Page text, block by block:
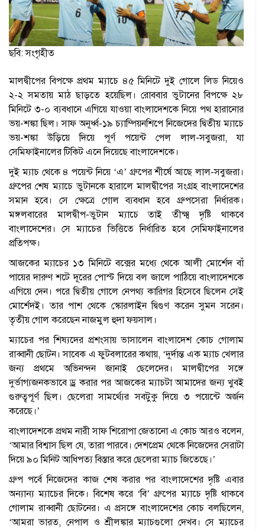
ছবি: সংগৃহীত
মালদ্বীপের বিপক্ষে প্রথম ম্যাচে ৪৫ মিনিটে দুই গোলে লিড নিয়েও
২-২ সমতায় মাঠ ছাড়তে হয়েছিল। রোববার ভুটানের বিপক্ষে ২৮
মিনিটে ৩-০ ব্যবধানে এগিয়ে যাওয়া বাংলাদেশকে নিয়ে পথ হারানোর
ভয়-শঙ্কা ছিল। সাফ অনূর্ধ্ব-১৯ চ্যাম্পিয়নশিপে নিজেদের দ্বিতীয় ম্যাচে
ভয়-শঙ্কা উড়িয়ে দিয়ে পূর্ণ পয়েন্ট পেল লাল-সবুজরা, যা
সেমিফাইনালের টিকিট এনে দিয়েছে বাংলাদেশকে।
দুই ম্যাচ থেকে ৪ পয়েন্ট নিয়ে ‘এ’ গ্রুপের শীর্ষে আছে লাল-সবুজরা।
গ্রুপের শেষ ম্যাচে ভুটানকে হারালে মালদ্বীপের সংগ্রহ বাংলাদেশের
সমান হবে। সে ক্ষেত্রে গোল ব্যবধান হবে গ্রুপসেরা নির্ধারক।
মঙ্গলবারের মালদ্বীপ-ভুটান ম্যাচে তাই তীক্ষ্ম দৃষ্টি থাকবে
বাংলাদেশের। সে ম্যাচের ভিত্তিতে নির্ধারিত হবে সেমিফাইনালের
প্রতিপক্ষ।
আজকের ম্যাচের ১৩ মিনিটে বক্সের মধ্যে থেকে আলী মোর্শেদ বাঁ
পায়ের দারুণ শটে দূরের পোস্ট দিয়ে বল জালে পাঠিয়ে বাংলাদেশকে
এগিয়ে দেন। পরে দ্বিতীয় গোলে নেপথ্য কারিগর হিসেবে ছিলেন সেই
মোর্শেদই। তার পাশ থেকে স্কোরলাইন দ্বিগুণ করেন সুমন সরেন।
তৃতীয় গোল করেছেন নাজমুল হুদা ফয়সাল।
ম্যাচের পর শিষ্যদের প্রশংসায় ভাসালেন বাংলাদেশ কোচ গোলাম
রাব্বানী ছোটন। সাবেক এ ফুটবলারের কথায়, ‘দুর্দান্ত এক ম্যাচ খেলার
জন্য প্রথমে অভিনন্দন জানাই ছেলেদের। মালদ্বীপের সঙ্গে
দুর্ভাগ্যজনকভাবে ড্র করার পর আজকের ম্যাচটা আমাদের জন্য খুবই
গুরুত্বপূর্ণ ছিল। ছেলেরা সামর্থ্যের সবটুকু দিয়ে ৩ পয়েন্টে অর্জন
করেছে।’
বাংলাদেশকে প্রথম নারী সাফ শিরোপা জেতানো এ কোচ আরও বলেন,
‘আমার বিশ্বাস ছিল যে, তারা পারবে। দেশপ্রেম থেকে নিজেদের সেরাটা
দিয়ে ৯০ মিনিট আধিপত্য বিস্তার করে ছেলেরা ম্যাচ জিতেছে।’
গ্রুপ পর্বে নিজেদের কাজ শেষ করার পর বাংলাদেশের দৃষ্টি এবার
অন্যান্য ম্যাচের দিকে। বিশেষ করে ‘বি’ গ্রুপের ম্যাচে দৃষ্টি থাকবে
গোলাম রাব্বানী ছোটনের। এ প্রসঙ্গে বাংলাদেশের কোচ বলছিলেন,
‘আমরা ভারত, নেপাল ও শ্রীলঙ্কার ম্যাচগুলো দেখব। সে ম্যাচের